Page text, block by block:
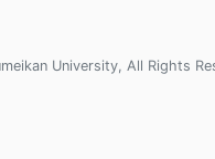
University, All Rights